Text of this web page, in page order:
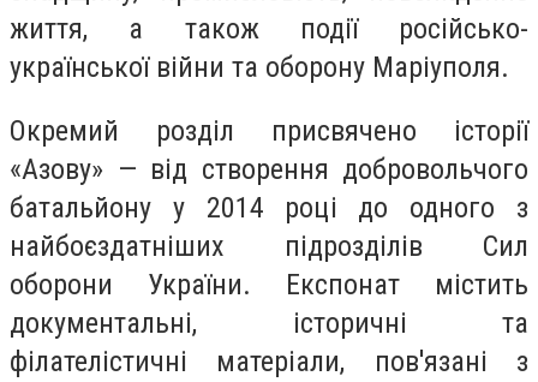
життя, а також події російсько-
української війни та оборону Маріуполя.
Окремий розділ присвячено історії
«Азову» — від створення добровольчого
батальйону у 2014 році до одного з
найбоєздатніших підрозділів Сил
оборони України. Експонат містить
документальні, історичні та
філателістичні матеріали, пов'язані з